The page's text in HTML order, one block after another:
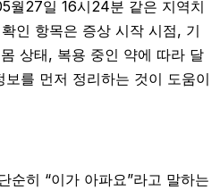
월27일 16시24분 같은 지역치
인 항목은 증상 시작 시점, 기
상태, 복용 중인 약에 따라 달
를 먼저 정리하는 것이 도움이
순히 “이가 아파요”라고 말하는